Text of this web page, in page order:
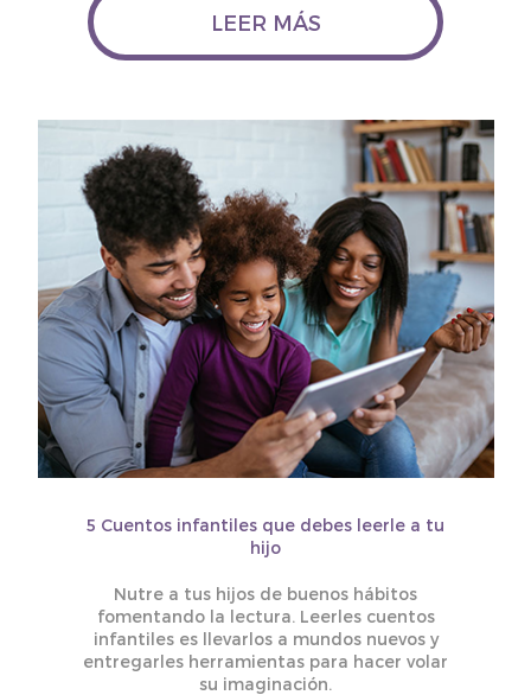
LEER MÁS
5 Cuentos infantiles que debes leerle a tu
hijo
Nutre a tus hijos de buenos hábitos
fomentando la lectura. Leerles cuentos
infantiles es llevarlos a mundos nuevos y
entregarles herramientas para hacer volar
su imaginación.